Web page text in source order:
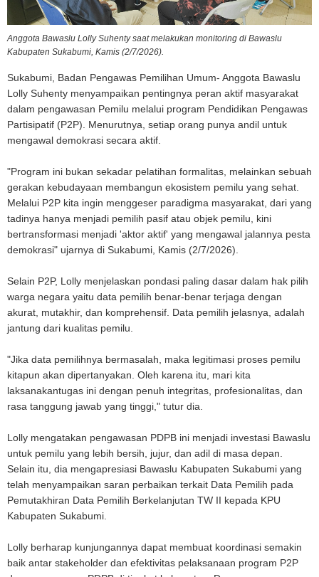
Anggota Bawaslu Lolly Suhenty saat melakukan monitoring di Bawaslu
Kabupaten Sukabumi, Kamis (2/7/2026).
Sukabumi, Badan Pengawas Pemilihan Umum- Anggota Bawaslu
Lolly Suhenty menyampaikan pentingnya peran aktif masyarakat
dalam pengawasan Pemilu melalui program Pendidikan Pengawas
Partisipatif (P2P). Menurutnya, setiap orang punya andil untuk
mengawal demokrasi secara aktif.
"Program ini bukan sekadar pelatihan formalitas, melainkan sebuah
gerakan kebudayaan membangun ekosistem pemilu yang sehat.
Melalui P2P kita ingin menggeser paradigma masyarakat, dari yang
tadinya hanya menjadi pemilih pasif atau objek pemilu, kini
bertransformasi menjadi 'aktor aktif' yang mengawal jalannya pesta
demokrasi" ujarnya di Sukabumi, Kamis (2/7/2026).
Selain P2P, Lolly menjelaskan pondasi paling dasar dalam hak pilih
warga negara yaitu data pemilih benar-benar terjaga dengan
akurat, mutakhir, dan komprehensif. Data pemilih jelasnya, adalah
jantung dari kualitas pemilu.
"Jika data pemilihnya bermasalah, maka legitimasi proses pemilu
kitapun akan dipertanyakan. Oleh karena itu, mari kita
laksanakantugas ini dengan penuh integritas, profesionalitas, dan
rasa tanggung jawab yang tinggi," tutur dia.
Lolly mengatakan pengawasan PDPB ini menjadi investasi Bawaslu
untuk pemilu yang lebih bersih, jujur, dan adil di masa depan.
Selain itu, dia mengapresiasi Bawaslu Kabupaten Sukabumi yang
telah menyampaikan saran perbaikan terkait Data Pemilih pada
Pemutakhiran Data Pemilih Berkelanjutan TW II kepada KPU
Kabupaten Sukabumi.
Lolly berharap kunjungannya dapat membuat koordinasi semakin
baik antar stakeholder dan efektivitas pelaksanaan program P2P